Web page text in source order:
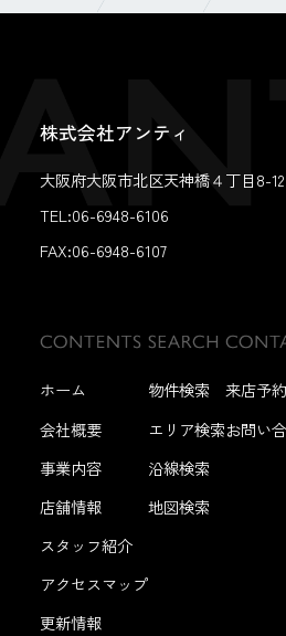
株式会社アンティ
大阪府大阪市北区天神橋４丁目8-
TEL:06-6948-6106
FAX:06-6948-6107
ホーム
会社概要
事業内容
店舗情報
スタッフ紹介
アクセスマップ
更新情報
物件検索
エリア検索
沿線検索
地図検索
来店予約
お問い